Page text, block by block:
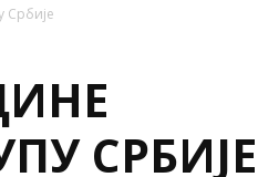
Србије
СРБИЈЕ